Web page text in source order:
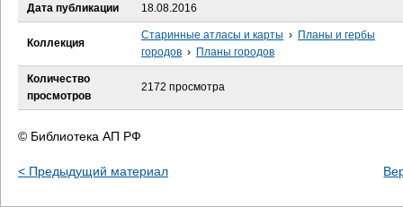
Дата публикации 18.08.2016
Коллекция
Старинные атласы и карты › Планы и гербы
городов › Планы городов
Количество
просмотров
2172 просмотра
© Библиотека АП РФ
< Предыдущий материал